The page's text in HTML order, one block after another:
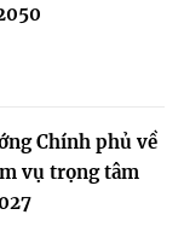
Chính phủ về
vụ trọng tâm